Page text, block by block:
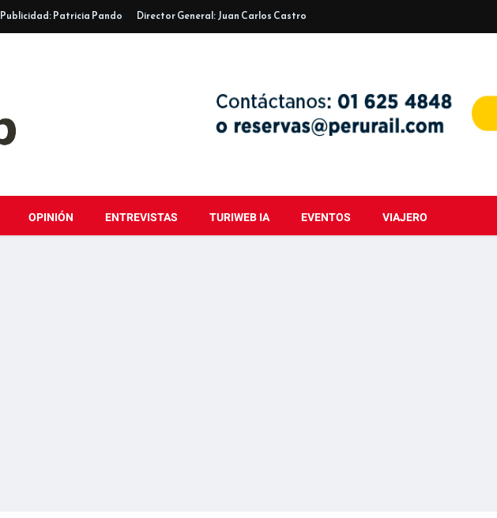
Publicidad: Patricia Pando Director General: Juan Carlos Castro
OPINIÓN ENTREVISTAS TURIWEB IA EVENTOS VIAJERO